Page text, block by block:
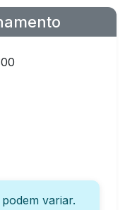
variar.